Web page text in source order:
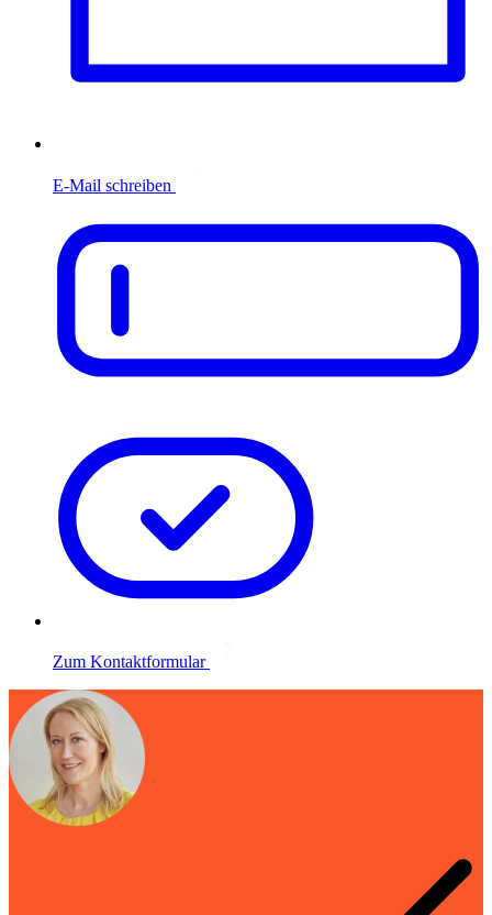
E-Mail schreiben
Zum Kontaktformular